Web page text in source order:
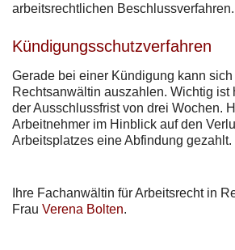
arbeitsrechtlichen Beschlussverfahren.
Kündigungsschutzverfahren
Gerade bei einer Kündigung kann
Rechtsanwältin auszahlen. Wichtig ist
der Ausschlussfrist von drei Wochen.
Arbeitnehmer im Hinblick auf den
Arbeitsplatzes eine Abfindung gezahlt.
Ihre Fachanwältin für Arbeitsrecht in
Frau Verena Bolten.